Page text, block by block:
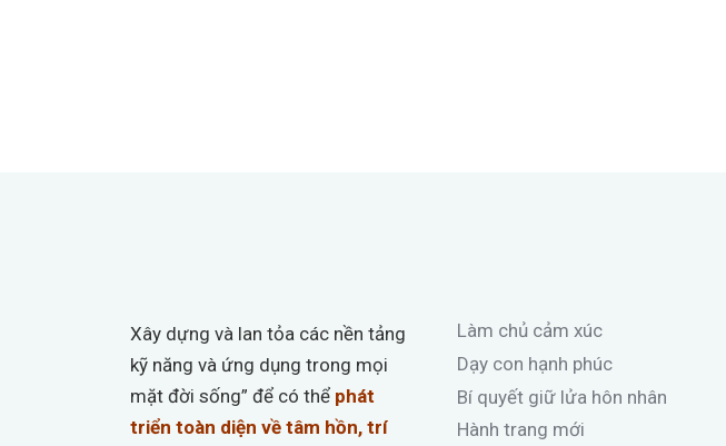
Xây dựng và lan tỏa các nền tảng
kỹ năng và ứng dụng trong mọi
mặt đời sống” để có thể phát
triển toàn diện về tâm hồn, trí
Làm chủ cảm xúc
Dạy con hạnh phúc
Bí quyết giữ lửa hôn nhân
Hành trang mới